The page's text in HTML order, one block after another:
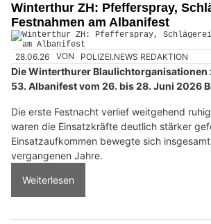
Winterthur ZH: Pfefferspray,
Festnahmen am Albanifest
28.06.26 VON POLIZEI.NEWS REDAKTION
Die Winterthurer Blaulichtorganisationen
53. Albanifest vom 26. bis 28. Juni 2026
Die erste Festnacht verlief weitgehend
waren die Einsatzkräfte deutlich stärker
Einsatzaufkommen bewegte sich
vergangenen Jahre.
Weiterlesen